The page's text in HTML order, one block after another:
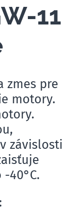
11
zmes pre
motory.
závislosti
40°C.